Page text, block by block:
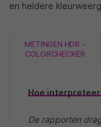
en heldere
METINGEN HDR -
COLORCHECKER
Hoe
De rapporten